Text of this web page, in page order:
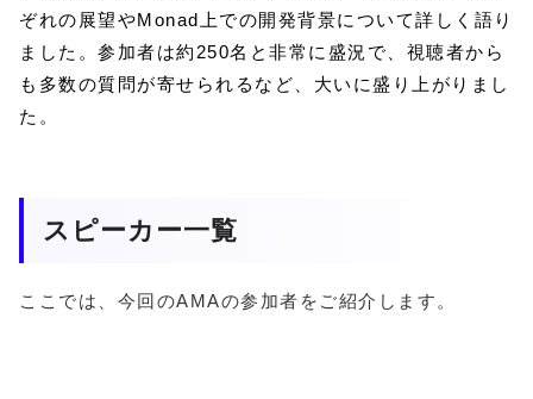
ぞれの展望やMonad上での開発背景について詳しく語り
ました。参加者は約250名と非常に盛況で、視聴者から
も多数の質問が寄せられるなど、大いに盛り上がりまし
た。
スピーカー一覧
ここでは、今回のAMAの参加者をご紹介します。